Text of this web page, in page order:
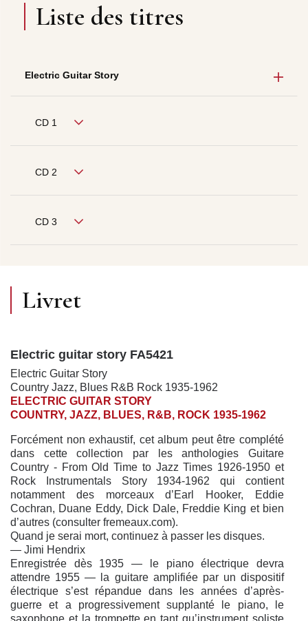
Liste des titres
Electric Guitar Story
CD 1
CD 2
CD 3
Livret
Electric guitar story FA5421
Electric Guitar Story
Country Jazz, Blues R&B Rock 1935-1962
ELECTRIC GUITAR STORY
COUNTRY, JAZZ, BLUES, R&B, ROCK 1935-1962
Forcément non exhaustif, cet album peut être complété
dans cette collection par les anthologies Guitare
Country - From Old Time to Jazz Times 1926-1950 et
Rock Instrumentals Story 1934-1962 qui contient
notamment des morceaux d’Earl Hooker, Eddie
Cochran, Duane Eddy, Dick Dale, Freddie King et bien
d’autres (consulter fremeaux.com).
Quand je serai mort, continuez à passer les disques.
— Jimi Hendrix
Enregistrée dès 1935 — le piano électrique devra
attendre 1955 — la guitare amplifiée par un dispositif
électrique s’est répandue dans les années d’après-
guerre et a progressivement supplanté le piano, le